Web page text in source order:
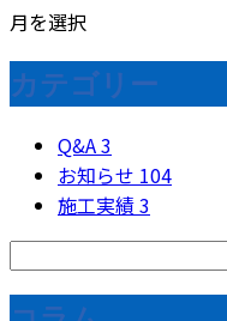
月を選択
カテゴリー
Q&A3
お知らせ 104
施工実績3